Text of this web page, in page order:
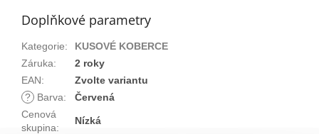
Doplňkové parametry
Kategorie:
KUSOVÉ KOBERCE
Záruka:
2 roky
EAN:
Zvolte variantu
?
Barva:
Červená
Cenová
skupina:
Nízká